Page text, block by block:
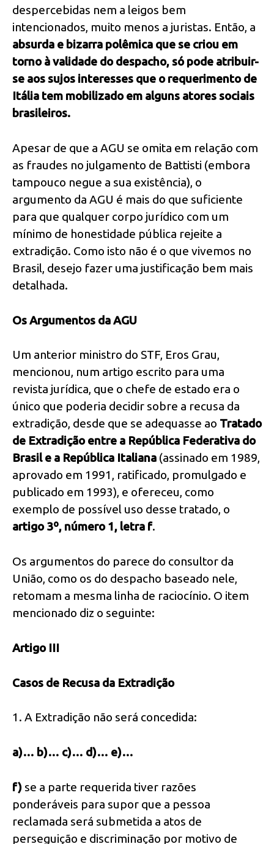
despercebidas nem a leigos bem
intencionados, muito menos a juristas. Então, a
absurda e bizarra polêmica que se criou em
torno à validade do despacho, só pode atribuir-
se aos sujos interesses que o requerimento de
Itália tem mobilizado em alguns atores sociais
brasileiros.
Apesar de que a AGU se omita em relação com
as fraudes no julgamento de Battisti (embora
tampouco negue a sua existência), o
argumento da AGU é mais do que suficiente
para que qualquer corpo jurídico com um
mínimo de honestidade pública rejeite a
extradição. Como isto não é o que vivemos no
Brasil, desejo fazer uma justificação bem mais
detalhada.
Os Argumentos da AGU
Um anterior ministro do STF, Eros Grau,
mencionou, num artigo escrito para uma
revista jurídica, que o chefe de estado era o
único que poderia decidir sobre a recusa da
extradição, desde que se adequasse ao Tratado
de Extradição entre a República Federativa do
Brasil e a República Italiana (assinado em 1989,
aprovado em 1991, ratificado, promulgado e
publicado em 1993), e ofereceu, como
exemplo de possível uso desse tratado, o
artigo 3º, número 1, letra f.
Os argumentos do parece do consultor da
União, como os do despacho baseado nele,
retomam a mesma linha de raciocínio. O item
mencionado diz o seguinte:
Artigo III
Casos de Recusa da Extradição
1. A Extradição não será concedida:
a)… b)… c)… d)… e)…
f) se a parte requerida tiver razões
ponderáveis para supor que a pessoa
reclamada será submetida a atos de
perseguição e discriminação por motivo de